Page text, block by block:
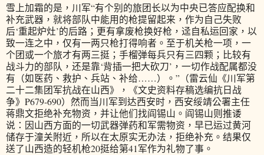
雪上加霜的是，川军“有个别的旅团长以为中央已答应配换和
补充武器，就将部队中能用的枪提留起来，作为自己失败
后‘重起炉灶’的后路；更有拿废枪换好枪，迳自私运回家，以
致一连之中，仅有一两只枪打得响者。至于机关枪一项，一
个团或一个旅才有两三挺；手榴弹每兵只有三四颗；比较有
战斗力的部队，还是靠‘背插一把大砍刀’，一切作战配属都没
有（如医药、救护、兵站、补给……）。”（雷云仙《川军第
二十二集团军抗战在山西》，《文史资料存稿选编抗日战
争》P679-690）然而当川军到达西安时，西安绥靖公署主任
蒋鼎文拒绝补充物资，并让他们找阎锡山。阎锡山则推诿
说：因山西方面的一切武器弹药和军需物资，早已运过黄河
储存于潼关附近，所以在太原实无办法，拒绝补充。结果仅
送了山西造的轻机枪20挺给第41军作为礼物了事。